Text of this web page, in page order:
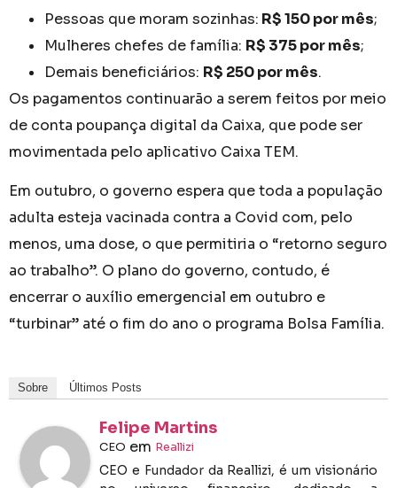
Pessoas que moram sozinhas: R$ 150 por mês;
Mulheres chefes de família: R$ 375 por mês;
Demais beneficiários: R$ 250 por mês.
Os pagamentos continuarão a serem feitos por meio
de conta poupança digital da Caixa, que pode ser
movimentada pelo aplicativo Caixa TEM.
Em outubro, o governo espera que toda a população
adulta esteja vacinada contra a Covid com, pelo
menos, uma dose, o que permitiria o “retorno seguro
ao trabalho”. O plano do governo, contudo, é
encerrar o auxílio emergencial em outubro e
“turbinar” até o fim do ano o programa Bolsa Família.
Sobre Últimos Posts
Felipe Martins
CEO em Reallizi
CEO e Fundador da Reallizi, é um visionário